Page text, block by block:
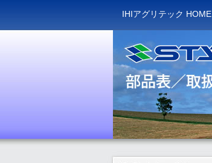
IHIアグリテック HOME